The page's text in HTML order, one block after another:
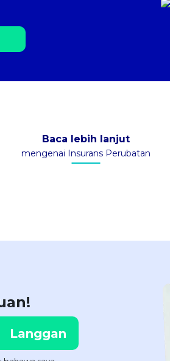
Baca lebih lanjut
mengenai Insurans Perubatan